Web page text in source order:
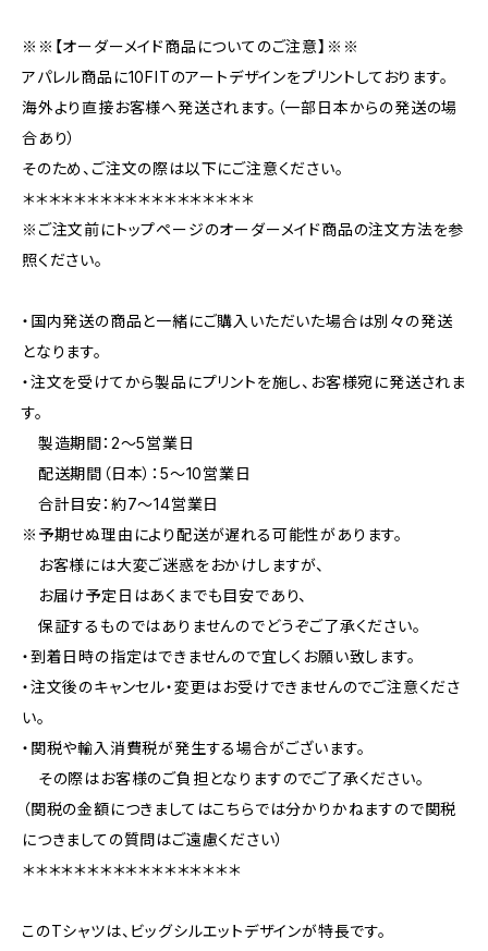
※※【オーダーメイド商品についてのご注意】※※
アパレル商品に10FITのアートデザインをプリントしております。
海外より直接お客様へ発送されます。（一部日本からの発送の場
合あり）
そのため、ご注文の際は以下にご注意ください。
＊＊＊＊＊＊＊＊＊＊＊＊＊＊＊＊＊＊
※ご注文前にトップページのオーダーメイド商品の注文方法を参
照ください。
・国内発送の商品と一緒にご購入いただいた場合は別々の発送
となります。
・注文を受けてから製品にプリントを施し、お客様宛に発送されま
す。
製造期間：2〜5営業日
配送期間（日本）：5〜10営業日
合計目安：約7〜14営業日
※予期せぬ理由により配送が遅れる可能性があります。
お客様には大変ご迷惑をおかけしますが、
お届け予定日はあくまでも目安であり、
保証するものではありませんのでどうぞご了承ください。
・到着日時の指定はできませんので宜しくお願い致します。
・注文後のキャンセル・変更はお受けできませんのでご注意くださ
い。
・関税や輸入消費税が発生する場合がございます。
その際はお客様のご負担となりますのでご了承ください。
（関税の金額につきましてはこちらでは分かりかねますので関税
につきましての質問はご遠慮ください）
＊＊＊＊＊＊＊＊＊＊＊＊＊＊＊＊＊
このTシャツは、ビッグシルエットデザインが特長です。